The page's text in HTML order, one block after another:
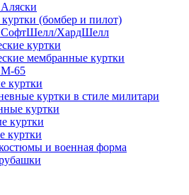
(бомбер и пилот)
СофтШелл/ХардШелл
куртки
мембранные куртки
М-65
куртки
куртки в стиле милитари
куртки
куртки
куртки
и военная форма